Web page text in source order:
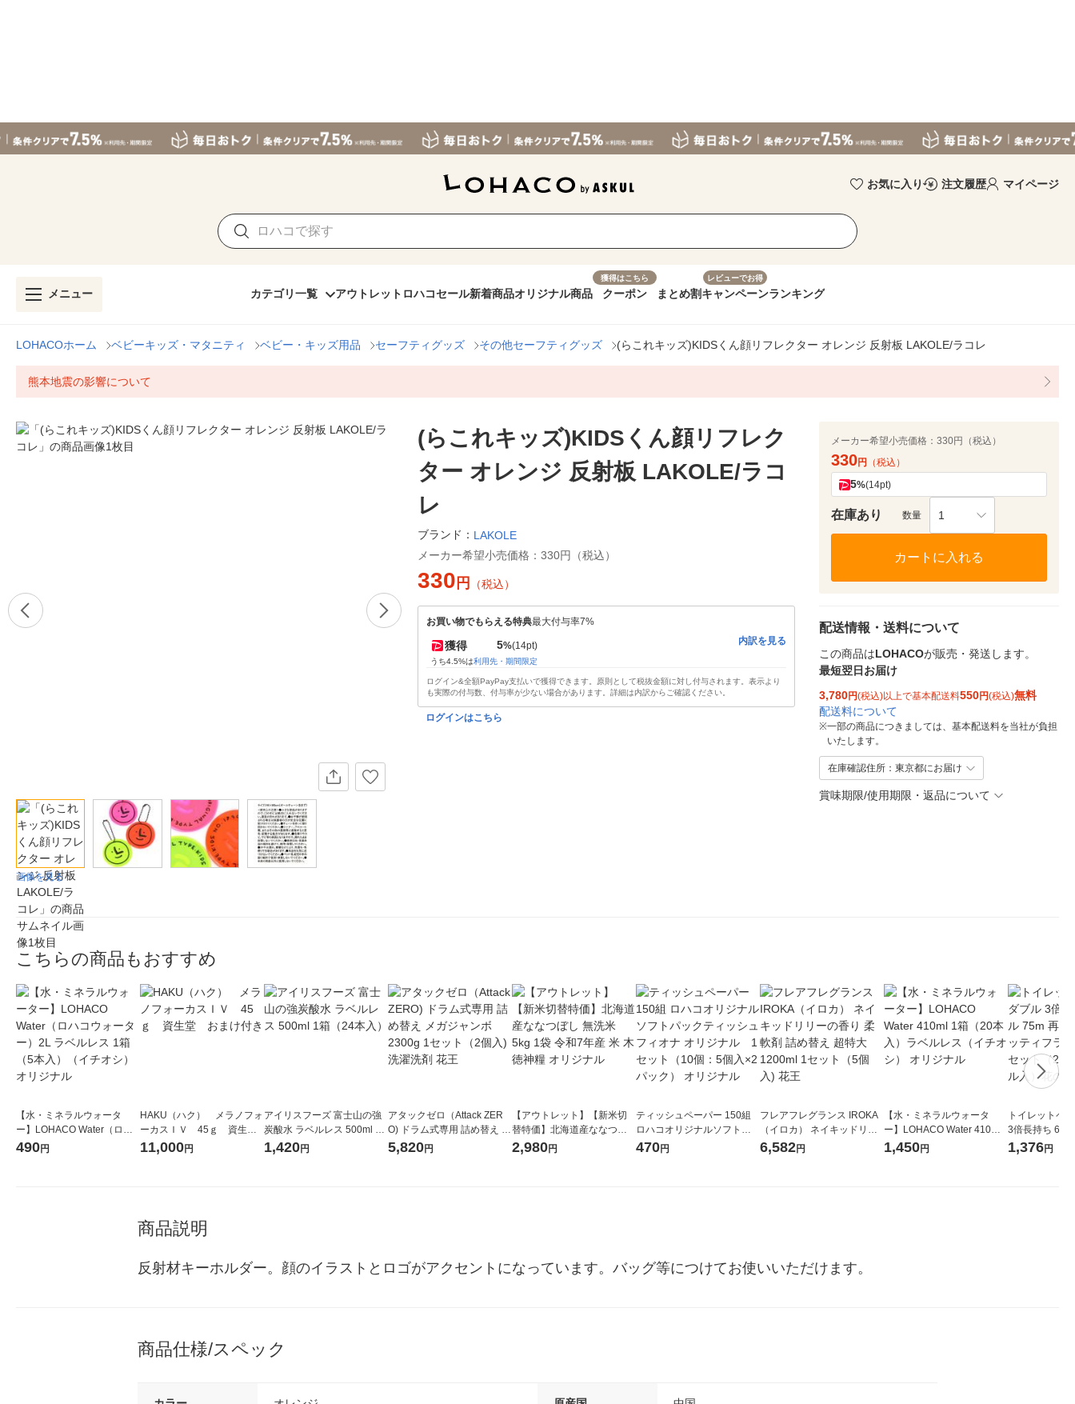
お気に入り 注文履歴 マイページ
メニュー カテゴリ一覧 アウトレット ロハコセール新着商品オリジナル商品
獲得はこちら
クーポン まとめ割
レビューでお得
キャンペーンランキング
LOHACOホーム ベビーキッズ・マタニティ ベビー・キッズ用品 セーフティグッズ その他セーフティグッズ (らこれキッズ)KIDSくん顔リフレクター オレンジ 反射板 LAKOLE/ラコレ
熊本地震の影響について
画像を見る
(らこれキッズ)KIDSくん顔リフレク
ター オレンジ 反射板 LAKOLE/ラコ
レ
ブランド： LAKOLE
メーカー希望小売価格： 330円（税込）
330 円 （税込）
お買い物でもらえる特典最大付与率7%
獲得 5%(14pt)
うち4.5%は利用先・期間限定
内訳を見る
ログイン&全額PayPay支払いで獲得できます。原則として税抜金額に対し付与されます。表示より
も実際の付与数、付与率が少ない場合があります。詳細は内訳からご確認ください。
ログインはこちら
メーカー希望小売価格： 330円（税込）
330円 （税込）
5%(14pt)
在庫あり 数量 1
カートに入れる
配送情報・送料について
この商品はLOHACOが販売・発送します。
最短翌日お届け
3,780円(税込)以上で基本配送料550円(税込)無料
配送料について
※一部の商品につきましては、基本配送料を当社が負担
いたします。
在庫確認住所：東京都にお届け
賞味期限/使用期限・返品について
こちらの商品もおすすめ
【水・ミネラルウォータ
ー】LOHACO Water（ロハ
コウォーター）2L ラベルレ
490円
HAKU（ハク） メラノフォ
ーカスＩＶ 45ｇ 資生
堂 おまけ付き
11,000円
アイリスフーズ 富士山の強
炭酸水 ラベルレス 500ml 1
箱（24本入）
1,420円
アタックゼロ（Attack ZER
O) ドラム式専用 詰め替え メ
ガジャンボ 2300g 1セット
5,820円
【アウトレット】【新米切
替特価】北海道産ななつぼ
し 無洗米 5kg 1袋 令和7年産
2,980円
ティッシュペーパー 150組
ロハコオリジナルソフトパ
ックティッシュ フィオナ オ
470円
フレアフレグランス IROKA
（イロカ） ネイキッドリリ
ーの香り 柔軟剤 詰め替え 超
6,582円
【水・ミネラルウォータ
ー】LOHACO Water 410ml
1箱（20本入）ラベルレス
1,450円
トイレットペ
3倍長持ち 6ロール
紙配合 スコッ
1,376円
商品説明
反射材キーホルダー。顔のイラストとロゴがアクセントになっています。バッグ等につけてお使いいただけます。
商品仕様/スペック